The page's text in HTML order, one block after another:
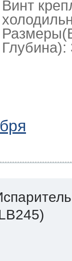
Винт
Глубина):